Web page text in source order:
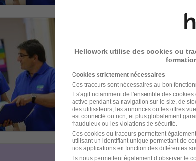
Agent de
H/F
Voies Navigables de France
Longeau-Percey - 52 CDI
il y a 4 jours
Hellowork utilise des cookies ou
Cookies strictement nécessaires
Ces traceurs sont nécessaires au bon
Il s'agit notammentde l'ensemble des cookies
active pendant sa navigation sur le site, de
des utilisateurs, les annonces ou les offres
est connecté ou non, et plus globalement
frauduleux ou les violations de sécurité.
Ces cookies ou traceurs permettent
utilisant un identifiant unique permettant de
nos applications en fonction des différentes
Ils nous permettent également d’observer le